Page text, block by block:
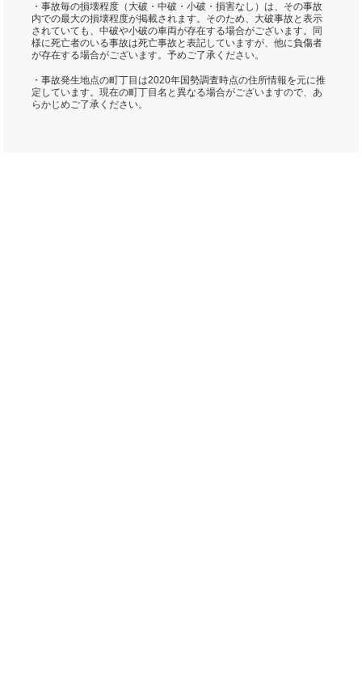
・事故毎の損壊程度（大破・中破・小破・損害なし）は、その事故
内での最大の損壊程度が掲載されます。そのため、大破事故と表示
されていても、中破や小破の車両が存在する場合がございます。同
様に死亡者のいる事故は死亡事故と表記していますが、他に負傷者
が存在する場合がございます。予めご了承ください。
・事故発生地点の町丁目は2020年国勢調査時点の住所情報を元に推
定しています。現在の町丁目名と異なる場合がございますので、あ
らかじめご了承ください。